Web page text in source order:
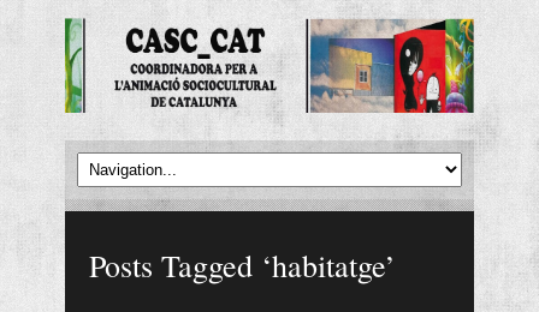
Posts Tagged ‘habitatge’